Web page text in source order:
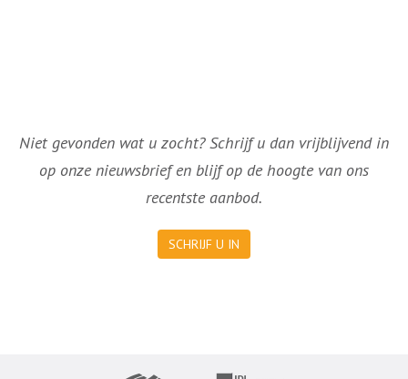
Niet gevonden wat u zocht? Schrijf u dan vrijblijvend in
op onze nieuwsbrief en blijf op de hoogte van ons
recentste aanbod.
SCHRIJF U IN